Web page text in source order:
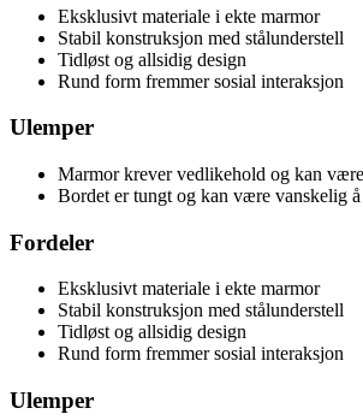
Eksklusivt materiale i ekte marmor
Stabil konstruksjon med stålunderstell
Tidløst og allsidig design
Rund form fremmer sosial interaksjon
Ulemper
Marmor krever vedlikehold og kan
Bordet er tungt og kan være vanskelig
Fordeler
Eksklusivt materiale i ekte marmor
Stabil konstruksjon med stålunderstell
Tidløst og allsidig design
Rund form fremmer sosial interaksjon
Ulemper